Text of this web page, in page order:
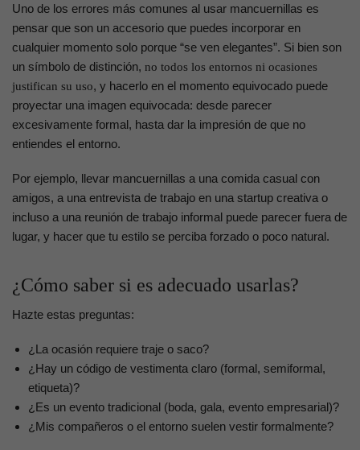
Uno de los errores más comunes al usar mancuernillas es
pensar que son un accesorio que puedes incorporar en
cualquier momento solo porque “se ven elegantes”. Si bien son
un símbolo de distinción, no todos los entornos ni ocasiones
justifican su uso, y hacerlo en el momento equivocado puede
proyectar una imagen equivocada: desde parecer
excesivamente formal, hasta dar la impresión de que no
entiendes el entorno.
Por ejemplo, llevar mancuernillas a una comida casual con
amigos, a una entrevista de trabajo en una startup creativa o
incluso a una reunión de trabajo informal puede parecer fuera de
lugar, y hacer que tu estilo se perciba forzado o poco natural.
¿Cómo saber si es adecuado usarlas?
Hazte estas preguntas:
¿La ocasión requiere traje o saco?
¿Hay un código de vestimenta claro (formal, semiformal,
etiqueta)?
¿Es un evento tradicional (boda, gala, evento empresarial)?
¿Mis compañeros o el entorno suelen vestir formalmente?